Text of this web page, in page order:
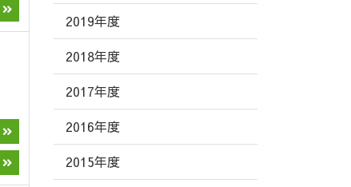
2019年度
2018年度
2017年度
2016年度
2015年度